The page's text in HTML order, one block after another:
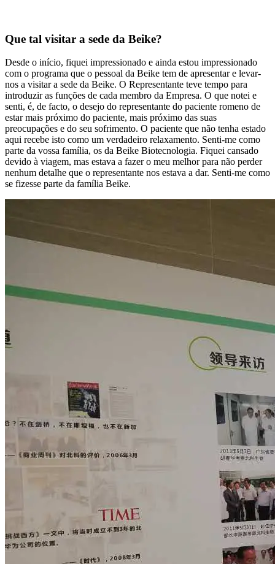
Que tal visitar a sede da Beike?
Desde o início, fiquei impressionado e ainda estou impressionado
com o programa que o pessoal da Beike tem de apresentar e levar-
nos a visitar a sede da Beike. O Representante teve tempo para
introduzir as funções de cada membro da Empresa. O que notei e
senti, é, de facto, o desejo do representante do paciente romeno de
estar mais próximo do paciente, mais próximo das suas
preocupações e do seu sofrimento. O paciente que não tenha estado
aqui recebe isto como um verdadeiro relaxamento. Senti-me como
parte da vossa família, os da Beike Biotecnologia. Fiquei cansado
devido à viagem, mas estava a fazer o meu melhor para não perder
nenhum detalhe que o representante nos estava a dar. Senti-me como
se fizesse parte da família Beike.